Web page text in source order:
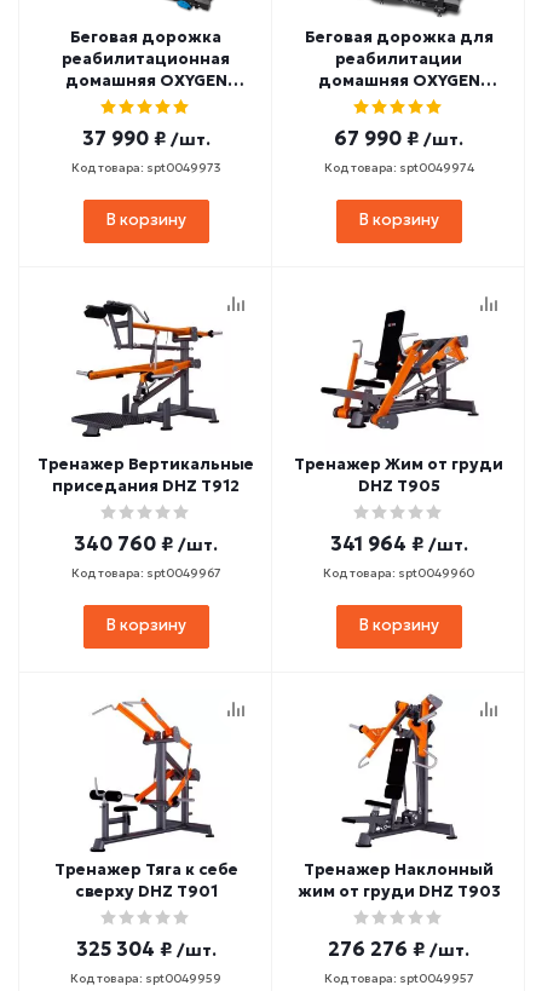
Беговая дорожка
реабилитационная
домашняя OXYGEN
FITNESS REVIVE C
37 990 ₽ /шт.
Код товара: spt0049973
В корзину
Беговая дорожка для
реабилитации
домашняя OXYGEN
FITNESS REVIVE B
67 990 ₽ /шт.
Код товара: spt0049974
В корзину
Тренажер Вертикальные
приседания DHZ T912
340 760 ₽ /шт.
Код товара: spt0049967
В корзину
Тренажер Жим от груди
DHZ T905
341 964 ₽ /шт.
Код товара: spt0049960
В корзину
Тренажер Тяга к себе
сверху DHZ T901
325 304 ₽ /шт.
Код товара: spt0049959
Тренажер Наклонный
жим от груди DHZ T903
276 276 ₽ /шт.
Код товара: spt0049957